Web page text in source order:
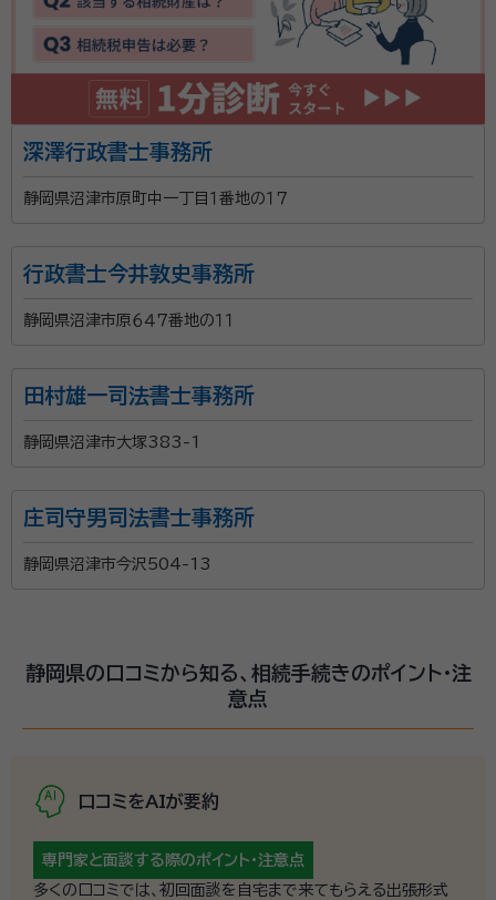
深澤行政書士事務所
静岡県沼津市原町中一丁目１番地の１７
行政書士今井敦史事務所
静岡県沼津市原６４７番地の１１
田村雄一司法書士事務所
静岡県沼津市大塚383-1
庄司守男司法書士事務所
静岡県沼津市今沢504-13
静岡県の口コミから知る、相続手続きのポイント・注
意点
口コミをAIが要約
専門家と面談する際のポイント・注意点
多くの口コミでは、初回面談を自宅まで来てもらえる出張形式